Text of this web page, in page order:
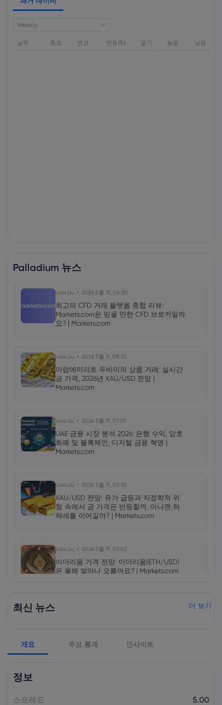
Weekly
날짜 종료 변경 변동(%) 열기 높음 낮음
Palladium 뉴스
Laia Liu 2026 5월 12, 06:30
최고의 CFD 거래 플랫폼 종합 리뷰:
Markets.com은 믿을 만한 CFD 브로커일까
요? | Markets.com
Laia Liu 2026 5월 11, 08:35
아랍에미리트 두바이의 상품 거래: 실시간
금 가격, 2026년 XAU/USD 전망 |
Markets.com
Laia Liu 2026 5월 11, 07:30
UAE 금융 시장 분석 2026: 은행 수익, 암호
화폐 및 블록체인, 디지털 금융 혁명 |
Markets.com
Laia Liu 2026 5월 11, 03:35
XAU/USD 전망: 유가 급등과 지정학적 위
험 속에서 금 가격은 반등할까, 아니면 하
락세를 이어갈까? | Markets.com
Laia Liu 2026 5월 11, 03:02
이더리움 가격 전망: 이더리움(ETH/USD)
은 올해 얼마나 오를까요? | Markets.com
최신 뉴스 더 보기
개요 주요 통계 인사이트
정보
스프레드 5.00